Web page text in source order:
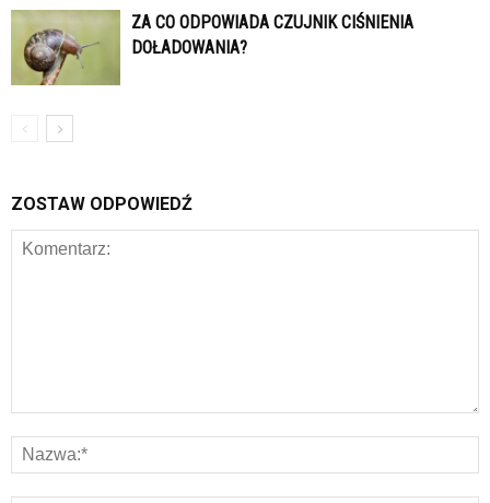
ZA CO ODPOWIADA CZUJNIK CIŚNIENIA
DOŁADOWANIA?
ZOSTAW ODPOWIEDŹ